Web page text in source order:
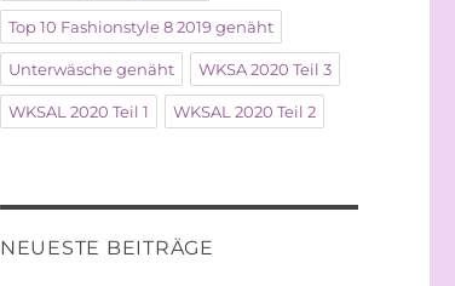
Top 10 Fashionstyle 8 2019 genäht
Unterwäsche genäht WKSA 2020 Teil 3
WKSAL 2020 Teil 1 WKSAL 2020 Teil 2
NEUESTE BEITRÄGE